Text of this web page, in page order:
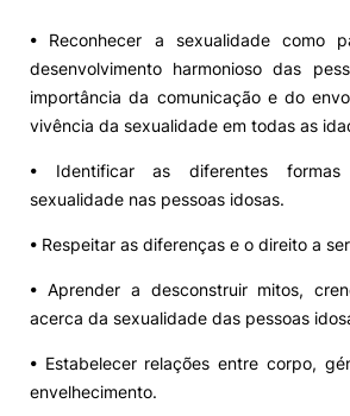
• Reconhecer a sexualidade como
desenvolvimento harmonioso das
importância da comunicação e do
vivência da sexualidade em todas as
• Identificar as diferentes
sexualidade nas pessoas idosas.
• Respeitar as diferenças e o direito a
• Aprender a desconstruir mitos,
acerca da sexualidade das pessoas
• Estabelecer relações entre corpo,
envelhecimento.